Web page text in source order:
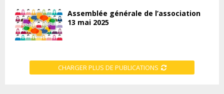
Assemblée générale de l’association
13 mai 2025
CHARGER PLUS DE PUBLICATIONS